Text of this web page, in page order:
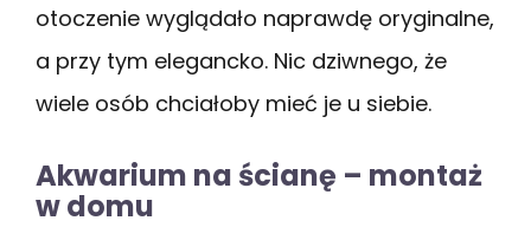
otoczenie wyglądało naprawdę oryginalne,
a przy tym elegancko. Nic dziwnego, że
wiele osób chciałoby mieć je u siebie.
Akwarium na ścianę – montaż
w domu